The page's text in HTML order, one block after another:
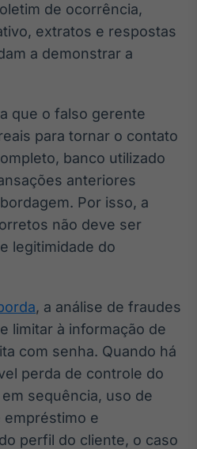
de ocorrência,
extratos e respostas
a demonstrar a
que o falso gerente
para tornar o contato
banco utilizado
anteriores
Por isso, a
não deve ser
legitimidade do
, a análise de fraudes
limitar à informação de
com senha. Quando há
perda de controle do
sequência, uso de
empréstimo e
perfil do cliente, o caso